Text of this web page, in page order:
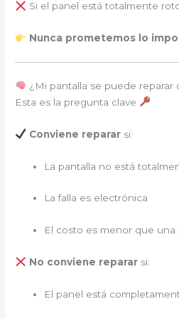
Si el panel está totalmente
Nunca prometemos lo
¿Mi pantalla se puede reparar
Esta es la pregunta clave
Conviene repararsi:
La pantalla no está
La falla es electrónica
El costo es menor que una
No conviene repararsi:
El panel está